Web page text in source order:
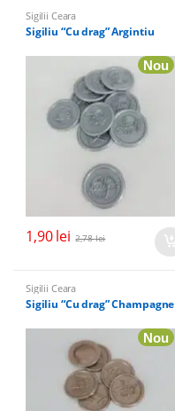
Sigilii Ceara
Sigiliu “Cu drag” Argintiu
Nou
1,90lei 2,78lei
Sigilii Ceara
Sigiliu “Cu drag” Champagne
Nou